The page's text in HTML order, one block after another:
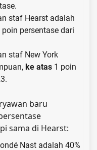
staf Hearst adalah
poin persentase dari
staf New York
ke atas 1 poin
baru
sama di Hearst:
Nast adalah 40%